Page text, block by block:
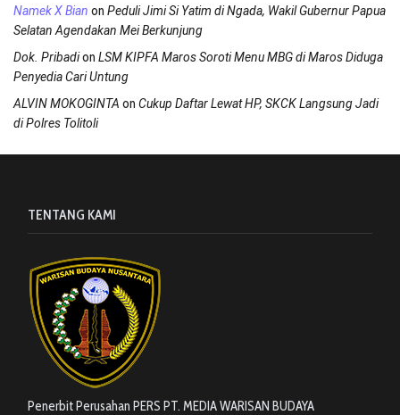
Namek X Bian on Peduli Jimi Si Yatim di Ngada, Wakil Gubernur Papua
Selatan Agendakan Mei Berkunjung
Dok. Pribadion LSM KIPFA Maros Soroti Menu MBG di Maros Diduga
Penyedia Cari Untung
ALVIN MOKOGINTA on Cukup Daftar Lewat HP, SKCK Langsung Jadi
di Polres Tolitoli
TENTANG KAMI
Penerbit Perusahan PERS PT. MEDIA WARISAN BUDAYA